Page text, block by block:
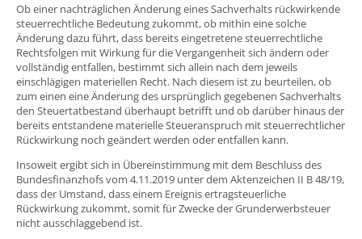
Ob einer nachträglichen Änderung eines Sachverhalts rückwirkende
steuerrechtliche Bedeutung zukommt, ob mithin eine solche
Änderung dazu führt, dass bereits eingetretene steuerrechtliche
Rechtsfolgen mit Wirkung für die Vergangenheit sich ändern oder
vollständig entfallen, bestimmt sich allein nach dem jeweils
einschlägigen materiellen Recht. Nach diesem ist zu beurteilen, ob
zum einen eine Änderung des ursprünglich gegebenen Sachverhalts
den Steuertatbestand überhaupt betrifft und ob darüber hinaus der
bereits entstandene materielle Steueranspruch mit steuerrechtlicher
Rückwirkung noch geändert werden oder entfallen kann.
Insoweit ergibt sich in Übereinstimmung mit dem Beschluss des
Bundesfinanzhofs vom 4.11.2019 unter dem Aktenzeichen II B 48/19,
dass der Umstand, dass einem Ereignis ertragsteuerliche
Rückwirkung zukommt, somit für Zwecke der Grunderwerbsteuer
nicht ausschlaggebend ist.